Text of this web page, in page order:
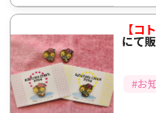
【コ
にて
#お